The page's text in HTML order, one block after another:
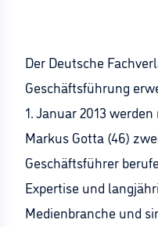
Der Deutsche
Geschäftsführung
1. Januar 2013
Markus Gotta (46)
Geschäftsführer
Expertise und
Medienbranche und